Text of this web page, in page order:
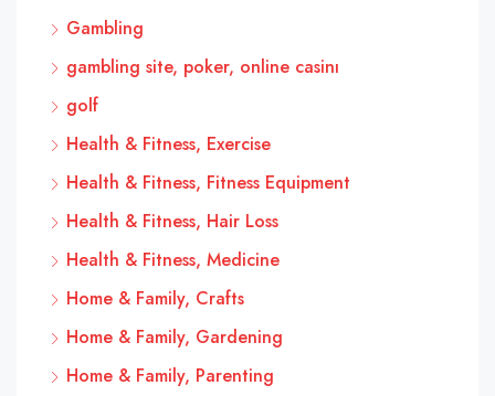
Gambling
gambling site, poker, online casinı
golf
Health & Fitness, Exercise
Health & Fitness, Fitness Equipment
Health & Fitness, Hair Loss
Health & Fitness, Medicine
Home & Family, Crafts
Home & Family, Gardening
Home & Family, Parenting